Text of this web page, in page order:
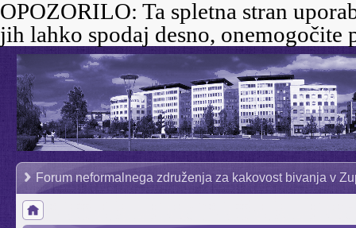
OPOZORILO: Ta spletna stran
jih lahko spodaj desno, onemogočite
Forum neformalnega združenja za kakovost bivanja v